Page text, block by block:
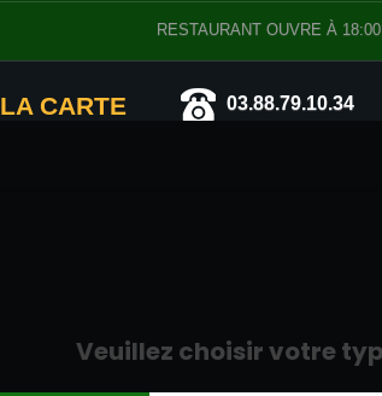
RESTAURANT OUVRE À 18:00
LA CARTE 03.88.79.10.34
BURGERS